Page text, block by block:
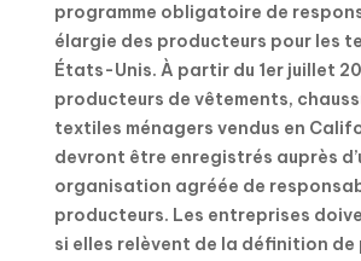
programme obligatoire de
élargie des producteurs pour les
États-Unis. À partir du 1er juillet
producteurs de vêtements,
textiles ménagers vendus en
devront être enregistrés auprès
organisation agréée de
producteurs. Les entreprises
si elles relèvent de la définition